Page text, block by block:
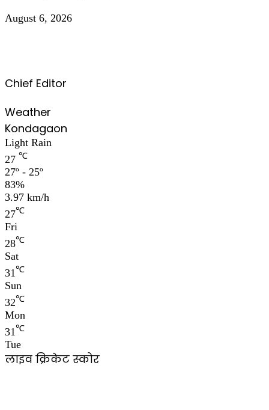
August 6, 2026
Chief Editor
Weather
Kondagaon
Light Rain
27 ℃
27º - 25º
83%
3.97 km/h
27℃
Fri
28℃
Sat
31℃
Sun
32℃
Mon
31℃
Tue
लाइव क्रिकेट स्कोर